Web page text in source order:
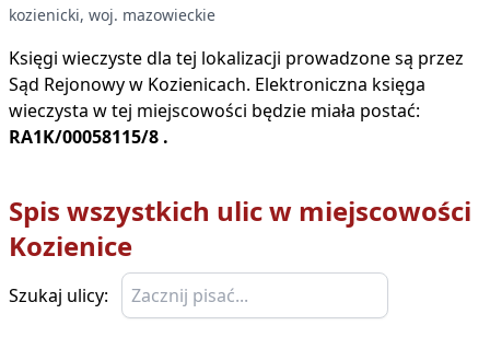
kozienicki, woj. mazowieckie
Księgi wieczyste dla tej lokalizacji prowadzone są przez
Sąd Rejonowy w Kozienicach. Elektroniczna księga
wieczysta w tej miejscowości będzie miała postać:
RA1K/00058115/8 .
Spis wszystkich ulic w miejscowości
Kozienice
Szukaj ulicy: